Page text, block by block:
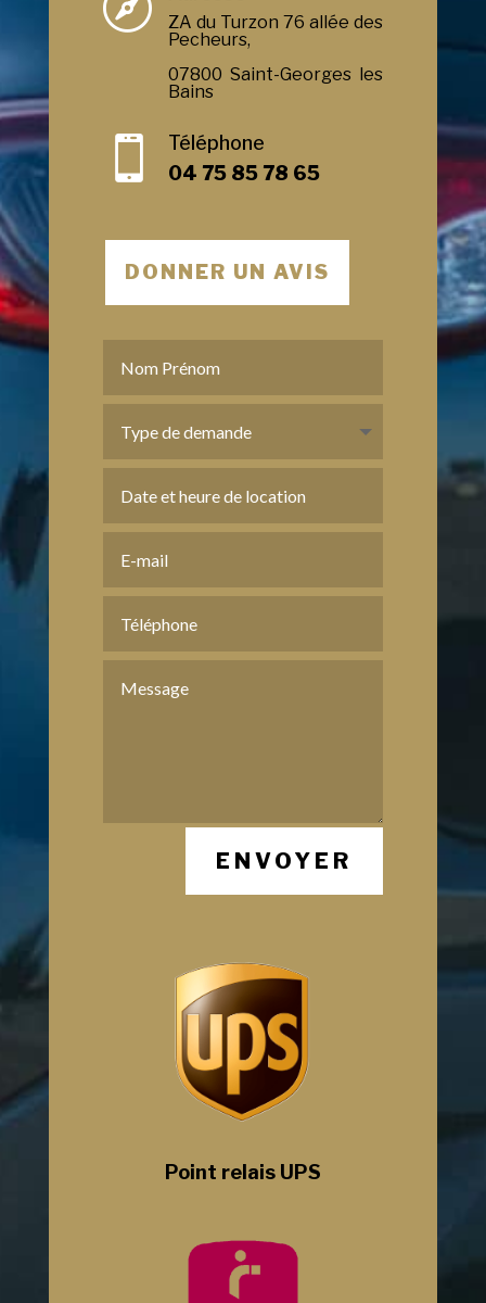
ZA du Turzon 76 allée des
Pecheurs,
07800 Saint-Georges les
Bains

Téléphone
04 75 85 78 65
DONNER UN AVIS
ENVOYER
Point relais UPS